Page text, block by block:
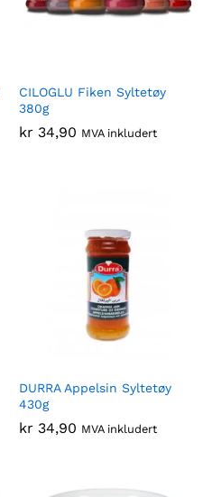
CILOGLU Fiken Syltetøy
380g
kr 34,90 MVA inkludert
DURRA Appelsin Syltetøy
430g
kr 34,90 MVA inkludert